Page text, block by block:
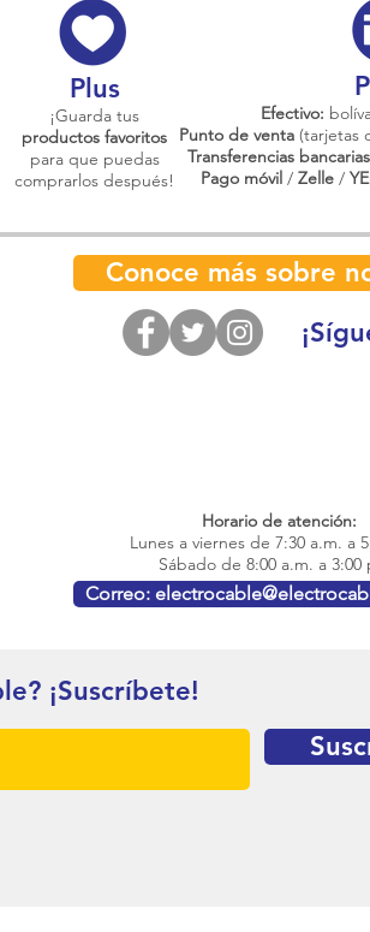
Plus
¡Guarda tus
productos favoritos
para que puedas
comprarlos después!
Efectivo:
Punto de venta (tarjetas
Transferencias bancarias
Pago móvil/ Zelle/
Conoce más sobre
Horario de atención:
Lunes a viernes de 7:30 a.m. a
Sábado de 8:00 a.m. a 3:00
Correo:
¡Suscríbete!